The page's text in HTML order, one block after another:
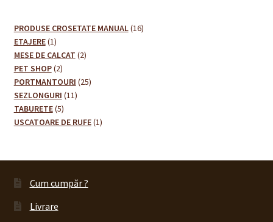
PRODUSE CROSETATE MANUAL 1616
ETAJERE 11
produs
MESE DE CALCAT 22
PET SHOP 22
produse
PORTMANTOURI 2525
SEZLONGURI 1111
TABURETE 55
produse
USCATOARE DE RUFE 11
Cum cumpăr ?
Livrare